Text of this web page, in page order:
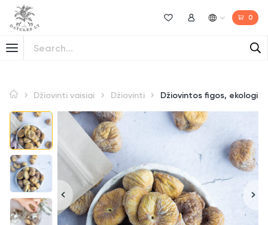
Norų sąrašas
Mano paskyra 0
Džiovinti vaisiai Džiovinti Džiovintos figos,